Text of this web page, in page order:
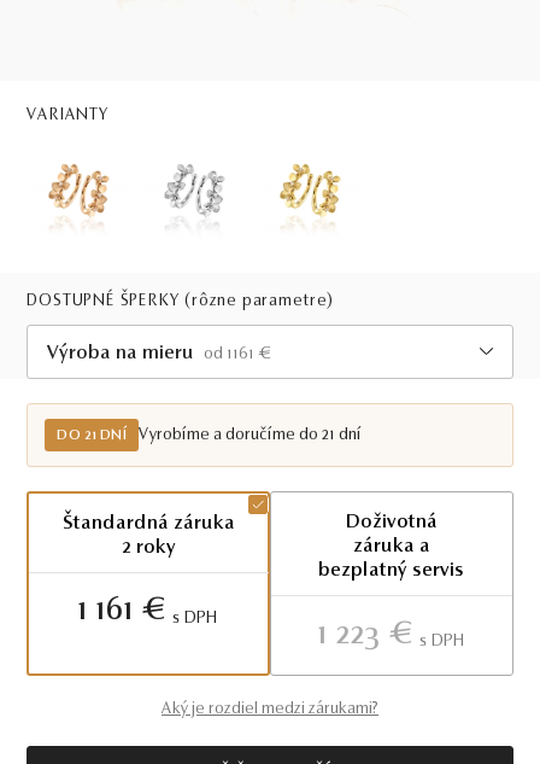
VARIANTY
DOSTUPNÉ ŠPERKY(rôzne parametre)
Výroba na mieru
od 1161 €
Do 21 dní
DO 21 DNÍ Vyrobíme a doručíme do 21 dní
Štandardná záruka
2 roky
1 161 € S DPH
Doživotná
záruka a
bezplatný servis
1 223 € S DPH
Aký je rozdiel medzi zárukami?